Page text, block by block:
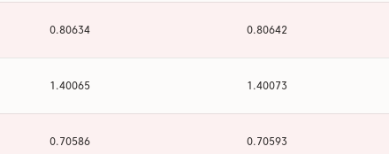
0.80634 0.80642
1.40065 1.40073
0.70586 0.70593